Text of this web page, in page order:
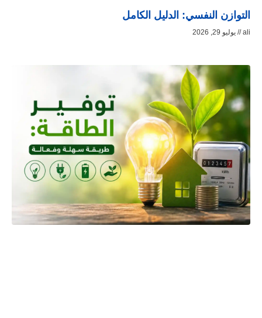
التوازن النفسي: الدليل الكامل
ali يوليو 29, 2026